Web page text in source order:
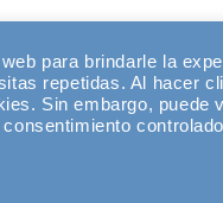
para brindarle la
repetidas. Al hacer
Sin embargo, puede